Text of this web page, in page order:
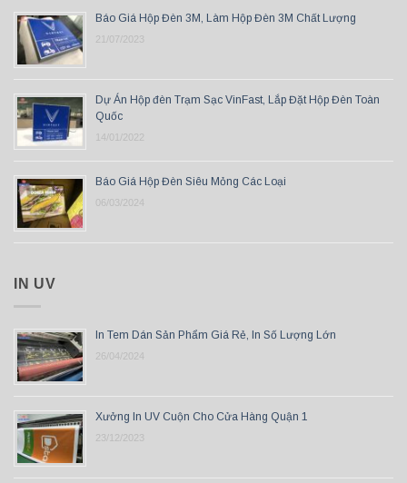
Báo Giá Hộp Đèn 3M, Làm Hộp Đèn 3M Chất Lượng
21/07/2023
Dự Án Hộp đèn Trạm Sạc VinFast, Lắp Đặt Hộp Đèn Toàn
Quốc
14/01/2022
Báo Giá Hộp Đèn Siêu Mỏng Các Loại
06/03/2024
IN UV
In Tem Dán Sản Phẩm Giá Rẻ, In Số Lượng Lớn
26/04/2024
Xưởng In UV Cuộn Cho Cửa Hàng Quận 1
23/12/2023